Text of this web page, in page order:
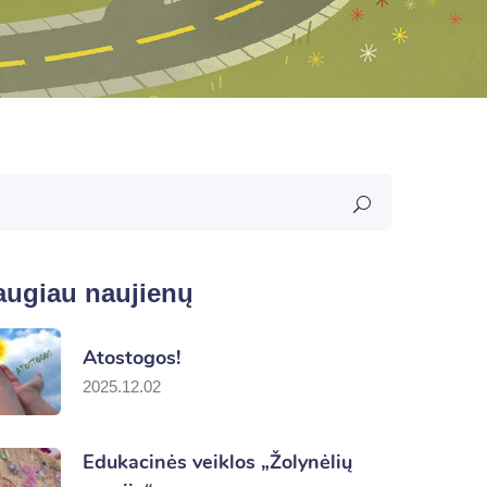
naujienų
Atostogos!
2025.12.02
Edukacinės veiklos „Žolynėlių